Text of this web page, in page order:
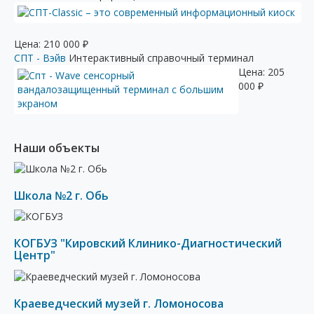
Цена: 210 000 ₽
СПТ - Вэйв Интерактивный справочный терминал
Цена: 205
000 ₽
Наши объекты
Школа №2 г. Обь
КОГБУЗ "Кировский Клинико-Диагностический
Центр"
Краеведческий музей г. Ломоносова